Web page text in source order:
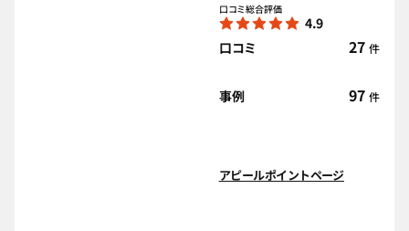
口コミ総合評価
4.9
口コミ
27 件
事例 97 件
アピールポイントページ